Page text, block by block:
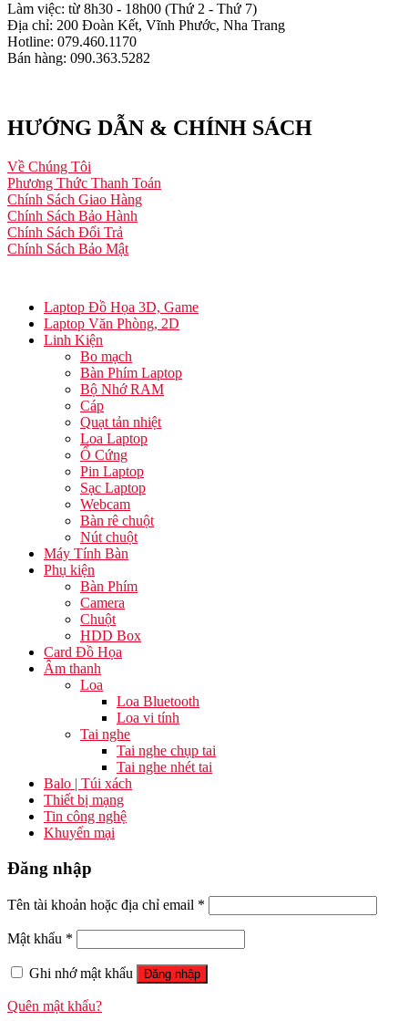
Làm việc: từ 8h30 - 18h00 (Thứ 2 - Thứ 7)
Địa chỉ: 200 Đoàn Kết, Vĩnh Phước, Nha Trang
Hotline: 079.460.1170
Bán hàng: 090.363.5282
HƯỚNG DẪN & CHÍNH SÁCH
Về Chúng Tôi
Phương Thức Thanh Toán
Chính Sách Giao Hàng
Chính Sách Bảo Hành
Chính Sách Đổi Trả
Chính Sách Bảo Mật
Laptop Đồ Họa 3D, Game
Laptop Văn Phòng, 2D
Linh Kiện
Bo mạch
Bàn Phím Laptop
Bộ Nhớ RAM
Cáp
Quạt tản nhiệt
Loa Laptop
Ổ Cứng
Pin Laptop
Sạc Laptop
Webcam
Bàn rê chuột
Nút chuột
Máy Tính Bàn
Phụ kiện
Bàn Phím
Camera
Chuột
HDD Box
Card Đồ Họa
Âm thanh
Loa
Loa Bluetooth
Loa vi tính
Tai nghe
Tai nghe chụp tai
Tai nghe nhét tai
Balo | Túi xách
Thiết bị mạng
Tin công nghệ
Khuyến mại
Đăng nhập
Tên tài khoản hoặc địa chỉ email *
Mật khẩu *
Ghi nhớ mật khẩu Đăng nhập
Quên mật khẩu?